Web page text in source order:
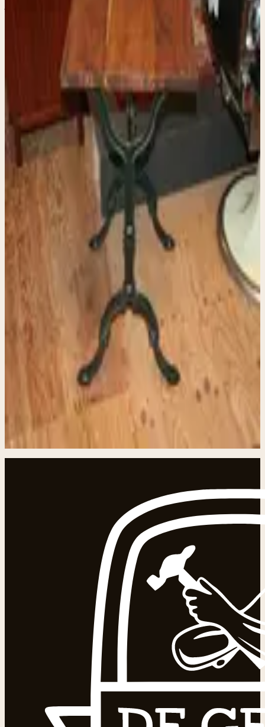
Vintage gietijzeren
bijzettafel met
handgemaakt houten blad
€ 99,00
Vintage gietijzeren bijzettafel met handgemaakt houten
blad Deze karaktervolle bijzettafel combineert een
oorspronkelijk gietijzeren onderstel met een zorgvuldig
handgemaakt houten blad, vervaardigd in onze eigen
stichting-werkplaats. Het resultaat is een uniek
meubelstuk met een eerlijke, tijdloze uitstraling. Het
onderstel is vermoedelijk afkomstig van een oude werk-
of naaimachinetafel en heeft die typische, sierlijke
vormgeving die alleen oud gietijzer heeft. Het houten
blad is later toegevoegd en met aandacht afgewerkt,
waardoor de tafel direct klaar is voor gebruik. Dankzij
het compacte formaat is deze tafel veelzijdig inzetbaar:
als bijzettafel, plantentafel, kleine schrijftafel of als
sfeervol accent in een hal, atelier of winkel. Afmetingen
- Breedte: 54 cm - Diepte: 48 cm - Hoogte: 77 cm
Kenmerken - Authentiek gietijzeren onderstel -
Handgemaakt houten blad (niet origineel, wél met zorg
vervaardigd) - Stevig, stabiel en direct te gebruiken - Elk
exemplaar is uniek - Gemaakt / samengesteld in onze
stichting-werkplaats Stijl & toepassing Past goed in een
industrieel, vintage, eclectisch of ambachtelijk interieur.
Ook zeer geschikt voor horeca, atelier, kantoor of
winkelpresentatie.